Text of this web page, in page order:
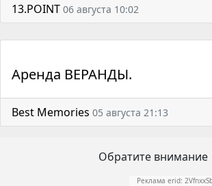
13.POINT 06 августа 10:02
Аренда ВЕРАНДЫ.
Best Memories 05 августа 21:13
Обратите внимание
Реклама erid: